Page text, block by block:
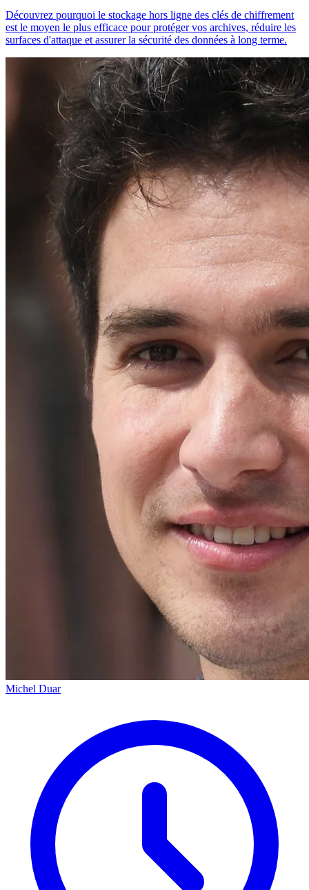
Découvrez pourquoi le stockage hors ligne des clés de chiffrement
est le moyen le plus efficace pour protéger vos archives, réduire les
surfaces d'attaque et assurer la sécurité des données à long terme.
Michel Duar